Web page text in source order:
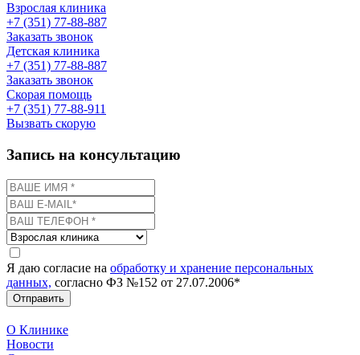
Взрослая клиника
+7 (351) 77-88-887
Заказать звонок
Детская клиника
+7 (351) 77-88-887
Заказать звонок
Скорая помощь
+7 (351) 77-88-911
Вызвать скорую
Запись на консультацию
Я даю согласие на обработку и хранение персональных
данных, согласно ФЗ №152 от 27.07.2006*
Отправить
О Клинике
Новости